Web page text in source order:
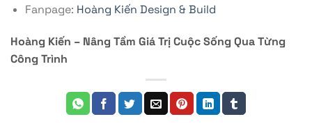
Fanpage: Hoàng Kiến Design & Build
Hoàng Kiến – Nâng Tầm Giá Trị Cuộc Sống Qua Từng
Công Trình